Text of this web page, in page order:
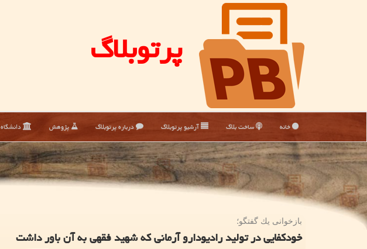
پرتوبلاگ
خانه ساخت بلاگ آرشیو پرتوبلاگ درباره پرتوبلاگ پژوهش دانشگاه
بازخوانی یك گفتگو؛
خودکفایی در تولید رادیودارو آرمانی که شهید فقهی به آن باور داشت